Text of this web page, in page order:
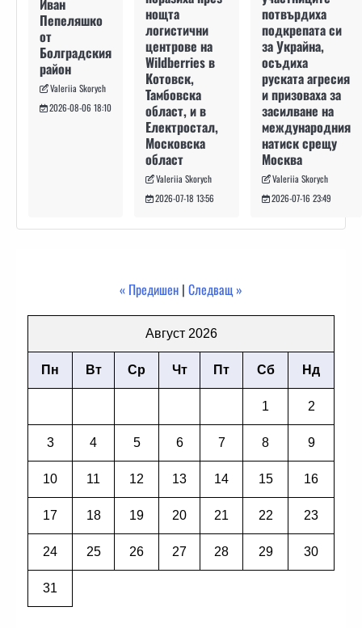
Иван
Пепеляшко
от
Болградския
район
Valeriia Skorych
2026-08-06 18:10
нощта
логистични
центрове на
Wildberries в
Котовск,
Тамбовска
област, и в
Електростал,
Московска
област
Valeriia Skorych
2026-07-18 13:56
потвърдиха
подкрепата си
за Украйна,
осъдиха
руската агресия
и призоваха за
засилване на
международния
натиск срещу
Москва
Valeriia Skorych
2026-07-16 23:49
« Предишен | Следващ »
Август 2026
Пн Вт Ср Чт Пт Сб Нд
1 2
3 4 5 6 7 8 9
10 11 12 13 14 15 16
17 18 19 20 21 22 23
24 25 26 27 28 29 30
31